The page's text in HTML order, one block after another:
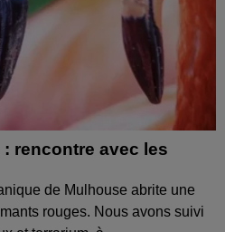
rencontre avec les
de Mulhouse abrite une
rouges. Nous avons suivi